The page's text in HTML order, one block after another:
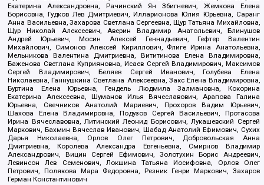
Екатерина Александровна, Рачинский Ян Збигневич, Жемкова Елена
Борисовна, Гудков Лев Дмитриевич, Илларионова Юлия Юрьевна, Саранг
Анна Васильевна, Захарова Светлана Сергеевна, Щур Татьяна Михайловна,
Щур Николай Алексеевич, Аверин Владимир Анатольевич, Блинушов
Андрей Юрьевич, Мосин Алексей Геннадьевич, Гефтер Валентин
Михайлович, Симонов Алексей Кириллович, Флиге Ирина Анатольевна,
Мельникова Валентина Дмитриевна, Вититинова Елена Владимировна,
Баженова Светлана Куприяновна, Исаев Сергей Владимирович, Максимов
Сергей Владимирович, Беляев Сергей Иванович, Голубева Елена
Николаевна, Ганнушкина Светлана Алексеевна, Закс Елена Владимировна,
Буртина Елена Юрьевна, Гендель Людмила Залмановна, Кокорина
Екатерина Алексеевна, Шуманов Илья Вячеславович, Арапова Галина
Юрьевна, Свечников Анатолий Мариевич, Прохоров Вадим Юрьевич,
Шахова Елена Владимировна, Подузов Сергей Васильевич, Протасова
Ирина Вячеславовна, Литинский Леонид Борисович, Лукашевский Сергей
Маркович, Бахмин Вячеслав Иванович, Шабад Анатолий Ефимович, Сухих
Дарья Николаевна, Орлов Олег Петрович, Добровольская Анна
Дмитриевна, Королева Александра Евгеньевна, Смирнов Владимир
Александрович, Вицин Сергей Ефимович, Золотухин Борис Андреевич,
Левинсон Лев Семенович, Локшина Татьяна Иосифовна, Орлов Олег
Петрович, Полякова Мара Федоровна, Резник Генри Маркович, Захаров
Герман Константинович